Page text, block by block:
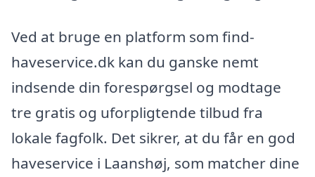
Ved at bruge en platform som find-
haveservice.dk kan du ganske nemt
indsende din forespørgsel og modtage
tre gratis og uforpligtende tilbud fra
lokale fagfolk. Det sikrer, at du får en god
haveservice i Laanshøj, som matcher dine